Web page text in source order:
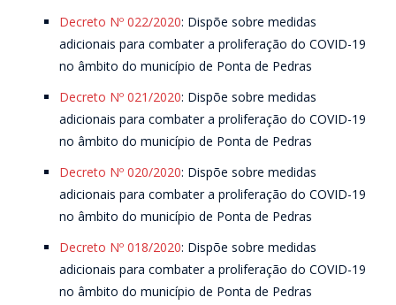
Decreto Nº 022/2020: Dispõe sobre medidas
adicionais para combater a proliferação do COVID-19
no âmbito do município de Ponta de Pedras
Decreto Nº 021/2020: Dispõe sobre medidas
adicionais para combater a proliferação do COVID-19
no âmbito do município de Ponta de Pedras
Decreto Nº 020/2020: Dispõe sobre medidas
adicionais para combater a proliferação do COVID-19
no âmbito do município de Ponta de Pedras
Decreto Nº 018/2020: Dispõe sobre medidas
adicionais para combater a proliferação do COVID-19
no âmbito do município de Ponta de Pedras